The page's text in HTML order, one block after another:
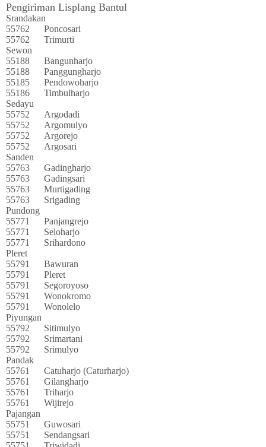
Pengiriman Lisplang Bantul
Srandakan
55762
Poncosari
55762
Trimurti
Sewon
55188
Bangunharjo
55188
Panggungharjo
55185
Pendowoharjo
55186
Timbulharjo
Sedayu
55752
Argodadi
55752
Argomulyo
55752
Argorejo
55752
Argosari
Sanden
55763
Gadingharjo
55763
Gadingsari
55763
Murtigading
55763
Srigading
Pundong
55771
Panjangrejo
55771
Seloharjo
55771
Srihardono
Pleret
55791
Bawuran
55791
Pleret
55791
Segoroyoso
55791
Wonokromo
55791
Wonolelo
Piyungan
55792
Sitimulyo
55792
Srimartani
55792
Srimulyo
Pandak
55761
Catuharjo (Caturharjo)
55761
Gilangharjo
55761
Triharjo
55761
Wijirejo
Pajangan
55751
Guwosari
55751
Sendangsari